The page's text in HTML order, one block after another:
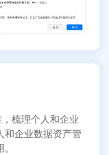
梳理个人和企业
和企业数据资产管